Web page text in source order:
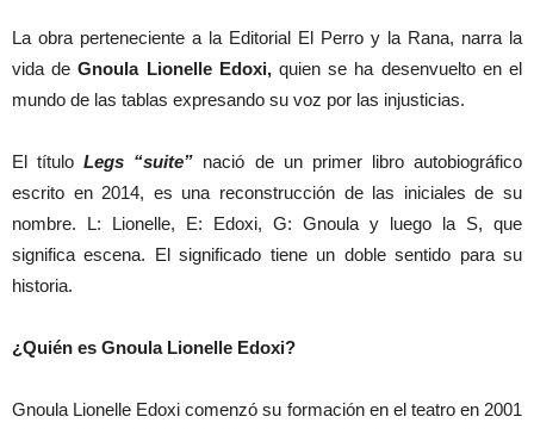
La obra perteneciente a la Editorial El Perro y la Rana, narra la
vida de Gnoula Lionelle Edoxi,quien se ha desenvuelto en el
mundo de las tablas expresando su voz por las injusticias.
El títuloLegs “suite” nació de un primer libro autobiográfico
escrito en 2014, es una reconstrucción de las iniciales de su
nombre. L: Lionelle, E: Edoxi, G: Gnoula y luego la S, que
significa escena. El significado tiene un doble sentido para su
historia.
¿Quién es Gnoula Lionelle Edoxi?
Gnoula Lionelle Edoxi comenzó su formación en el teatro en 2001